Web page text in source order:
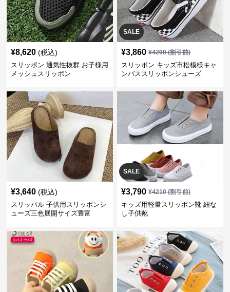
¥8,620 (税込)
スリッポン 通気性抜群 お子様用
メッシュスリッポン
SALE
¥3,860 ¥4290(割引前)
スリッポン キッズ市松模様キャ
ンバススリッポンシューズ
¥3,640 (税込)
スリッパル 子供用スリッポンシ
ューズ三色展開サイズ豊富
SALE
¥3,790 ¥4210(割引前)
キッズ用軽量スリッポン靴 紐な
し子供靴